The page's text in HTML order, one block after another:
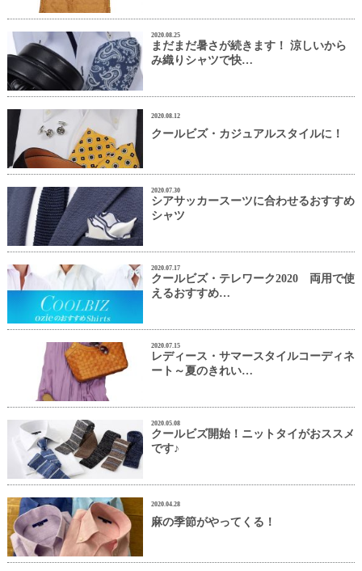
2020.08.25
まだまだ暑さが続きます！ 涼しいから
み織りシャツで快…
2020.08.12
クールビズ・カジュアルスタイルに！
2020.07.30
シアサッカースーツに合わせるおすすめ
シャツ
2020.07.17
クールビズ・テレワーク2020 両用で使
えるおすすめ…
2020.07.15
レディース・サマースタイルコーディネ
ート～夏のきれい…
2020.05.08
クールビズ開始！ニットタイがおススメ
です♪
2020.04.28
麻の季節がやってくる！